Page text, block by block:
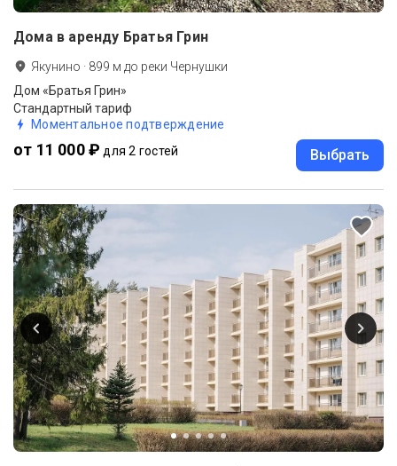
Дома в аренду Братья Грин
Якунино · 899 м до реки Чернушки
Дом «Братья Грин»
Стандартный тариф
Моментальное подтверждение
от 11 000 ₽ для 2 гостей Выбрать